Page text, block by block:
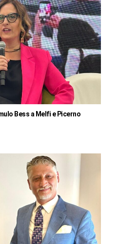
Bess a Melfi e Picerno